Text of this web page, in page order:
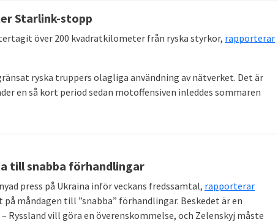
Starlink-stopp
över 200 kvadratkilometer från ryska styrkor, rapporterar
ryska truppers olagliga användning av nätverket. Det är
en så kort period sedan motoffensiven inleddes sommaren
till snabba förhandlingar
press på Ukraina inför veckans fredssamtal, rapporterar
måndagen till ”snabba” förhandlingar. Beskedet är en
– Ryssland vill göra en överenskommelse, och Zelenskyj måste